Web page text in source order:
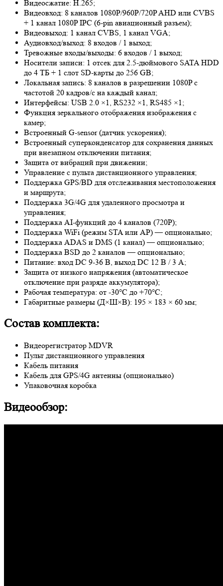
Видеосжатие: H.265;
Видеовход: 8 каналов 1080P/960P/720P AHD или CVBS
+ 1 канал 1080P IPC (6-pin авиационный разъем);
Видеовыход: 1 канал CVBS, 1 канал VGA;
Аудиовход/выход: 8 входов / 1 выход;
Тревожные входы/выходы: 6 входов / 1 выход;
Носители записи: 1 отсек для 2.5-дюймового SATA HDD
до 4 ТБ + 1 слот SD-карты до 256 GB;
Локальная запись: 8 каналов в разрешении 1080P с
частотой 20 кадров/с на каждый канал;
Интерфейсы: USB 2.0 ×1, RS232 ×1, RS485 ×1;
Функция зеркального отображения изображения с
камер;
Встроенный G-sensor (датчик ускорения);
Встроенный суперконденсатор для сохранения данных
при внезапном отключении питания;
Защита от вибраций при движении;
Управление с пульта дистанционного управления;
Поддержка GPS/BD для отслеживания местоположения
и маршрута;
Поддержка 3G/4G для удаленного просмотра и
управления;
Поддержка AI-функций до 4 каналов (720P);
Поддержка WiFi (режим STA или AP) — опционально;
Поддержка ADAS и DMS (1 канал) — опционально;
Поддержка BSD до 2 каналов — опционально;
Питание: вход DC 9-36 В, выход DC 12 В / 3 А;
Защита от низкого напряжения (автоматическое
отключение при разряде аккумулятора);
Рабочая температура: от -30°C до +70°C;
Габаритные размеры (Д×Ш×В): 195 × 183 × 60 мм;
Состав комплекта:
Видеорегистратор MDVR
Пульт дистанционного управления
Кабель питания
Кабель для GPS/4G антенны (опционально)
Упаковочная коробка
Видеообзор: